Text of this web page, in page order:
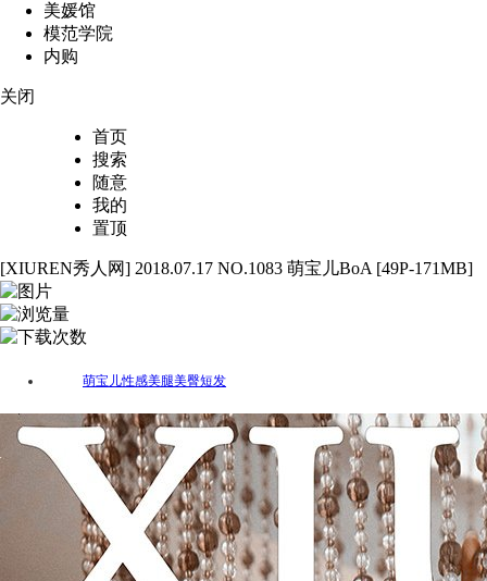
美媛馆
模范学院
内购
关闭
首页
搜索
随意
我的
置顶
[XIUREN秀人网] 2018.07.17 NO.1083 萌宝儿BoA [49P-171MB]
萌宝儿性感美腿美臀短发